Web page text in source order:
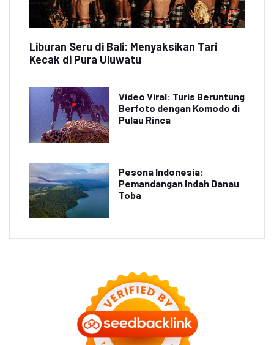
Liburan Seru di Bali: Menyaksikan Tari
Kecak di Pura Uluwatu
Video Viral: Turis Beruntung
Berfoto dengan Komodo di
Pulau Rinca
Pesona Indonesia:
Pemandangan Indah Danau
Toba